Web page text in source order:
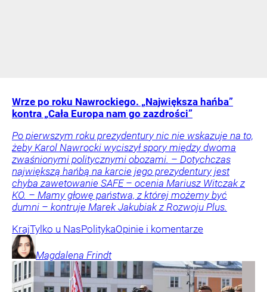
Wrze po roku Nawrockiego. „Największa hańba”
kontra „Cała Europa nam go zazdrości”
Po pierwszym roku prezydentury nic nie wskazuje na to,
żeby Karol Nawrocki wyciszył spory między dwoma
zwaśnionymi politycznymi obozami. – Dotychczas
największą hańbą na karcie jego prezydentury jest
chyba zawetowanie SAFE – ocenia Mariusz Witczak z
KO. – Mamy głowę państwa, z której możemy być
dumni – kontruje Marek Jakubiak z Rozwoju Plus.
KrajTylko u NasPolitykaOpinie i komentarze
Magdalena Frindt